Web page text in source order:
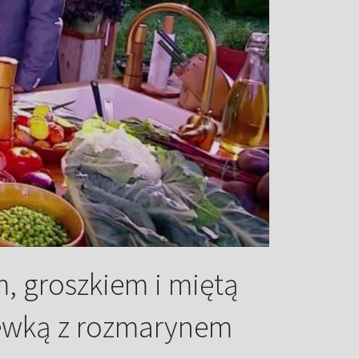
groszkiem i miętą
z rozmarynem